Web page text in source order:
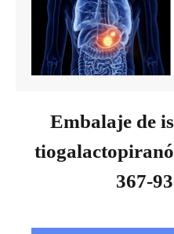
Embalaje de
367-